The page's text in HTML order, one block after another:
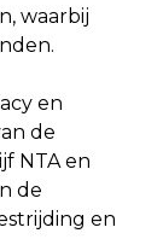
waarbij
en
de
NTA en
de
en